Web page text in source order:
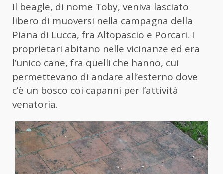
Il beagle, di nome Toby, veniva lasciato
libero di muoversi nella campagna della
Piana di Lucca, fra Altopascio e Porcari. I
proprietari abitano nelle vicinanze ed era
l’unico cane, fra quelli che hanno, cui
permettevano di andare all’esterno dove
c’è un bosco coi capanni per l’attività
venatoria.